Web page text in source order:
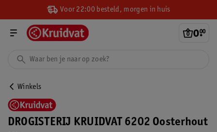
Voor 22:00 besteld, morgen in huis
0.
00
Winkels
DROGISTERIJ KRUIDVAT 6202 Oosterhout